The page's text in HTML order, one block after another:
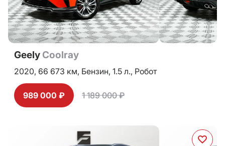
Geely Coolray
2020, 66 673 км, Бензин, 1.5 л., Робот
989 000 ₽ 1 189 000 ₽